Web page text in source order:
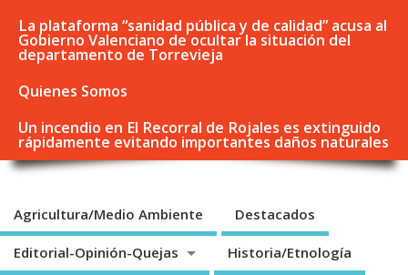
La plataforma “sanidad pública y de calidad” acusa al
Gobierno Valenciano de ocultar la situación del
departamento de Torrevieja
Quienes Somos
Un incendio en El Recorral de Rojales es extinguido
rápidamente evitando importantes daños naturales
Agricultura/Medio Ambiente Destacados
Editorial-Opinión-Quejas Historia/Etnología